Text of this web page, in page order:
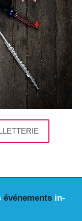
événementsin-